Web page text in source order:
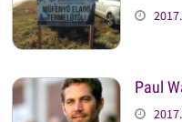
Paul